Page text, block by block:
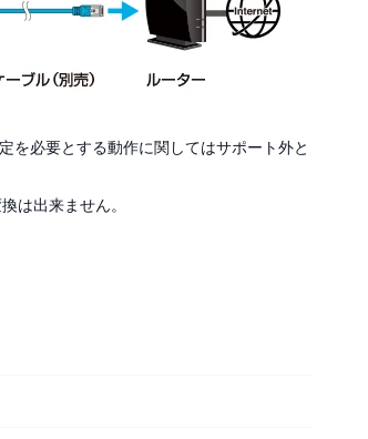
を必要とする動作に関してはサポート外と
は出来ません。